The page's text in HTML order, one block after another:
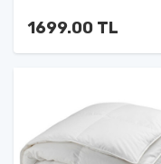
1699.00 TL